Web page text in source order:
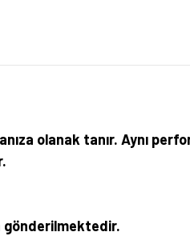
olanak tanır. Aynı
gönderilmektedir.